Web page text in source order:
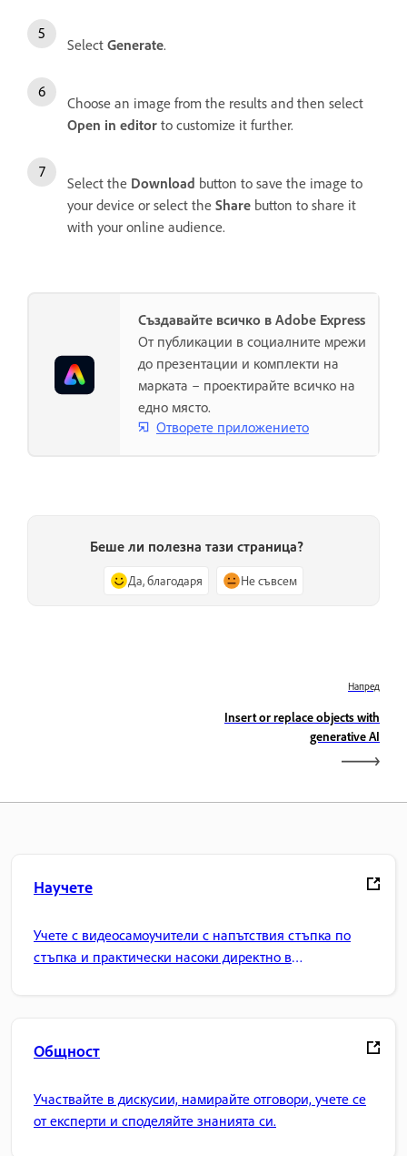
Select Generate.
Choose an image from the results and then select
Open in editor to customize it further.
Select the Download button to save the image to
your device or select the Share button to share it
with your online audience.
Създавайте всичко в Adobe Express
От публикации в социалните мрежи
до презентации и комплекти на
марката – проектирайте всичко на
едно място.
Отворете приложението
Беше ли полезна тази страница?
Да, благодаря Не съвсем
Напред
Insert or replace objects with
generative AI
Научете
Учете с видеосамоучители с напътствия стъпка по
стъпка и практически насоки директно в
Общност
Участвайте в дискусии, намирайте отговори, учете се
от експерти и споделяйте знанията си.